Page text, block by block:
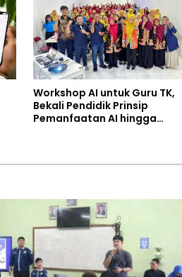
Workshop AI untuk Guru TK,
Bekali Pendidik Prinsip
Pemanfaatan AI hingga